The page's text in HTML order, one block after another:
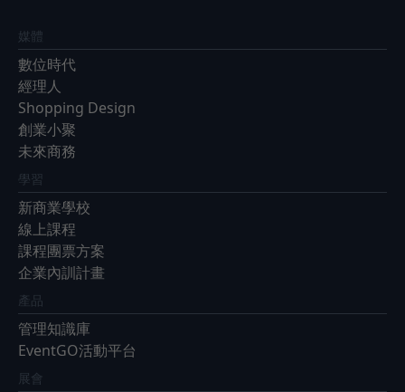
媒體
數位時代
經理人
Shopping Design
創業小聚
未來商務
學習
新商業學校
線上課程
課程團票方案
企業內訓計畫
產品
管理知識庫
EventGO活動平台
展會